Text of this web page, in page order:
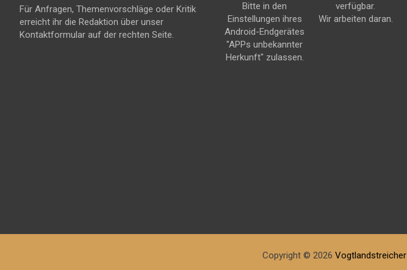
Für Anfragen, Themenvorschläge oder Kritik
erreicht ihr die Redaktion über unser
Kontaktformular auf der rechten Seite.
Bitte in den
Einstellungen ihres
Android-Endgerätes
"APPs unbekannter
Herkunft" zulassen.
verfügbar.
Wir arbeiten daran.
Copyright © 2026 Vogtlandstreicher